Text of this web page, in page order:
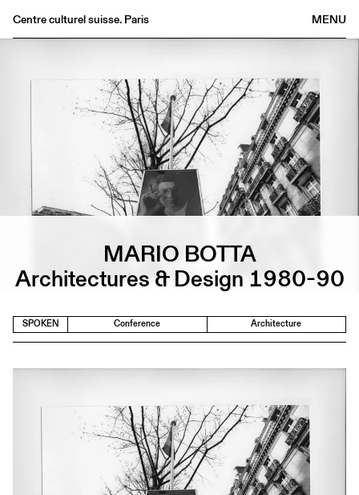
MENU
Centre culturel suisse. Paris
Bookshop
Medias
About
MARIO BOTTA
Architectures & Design 1980-90
SPOKEN Conference Architecture